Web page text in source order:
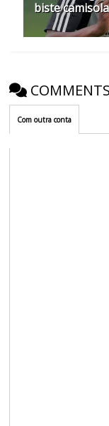
biste
COMMENTS
Com outra conta